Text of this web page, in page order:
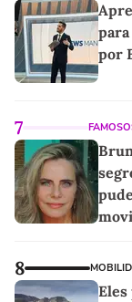
por
7
8